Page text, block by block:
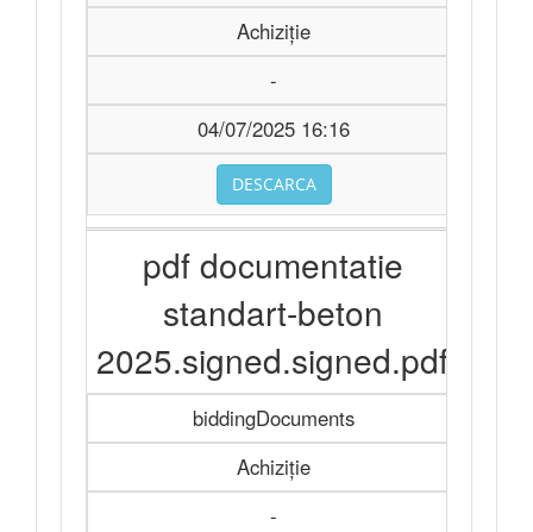
Achiziție
-
04/07/2025 16:16
DESCARCA
pdf documentatie
standart-beton
2025.signed.signed.pdf
biddingDocuments
Achiziție
-